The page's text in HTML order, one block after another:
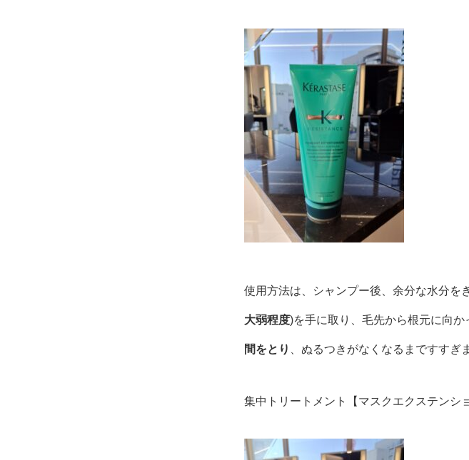
使用方法は、シャンプー後、余分な水分を
大弱程度)を手に取り、毛先から根元に向か
間をとり 、ぬるつきがなくなるまですすぎ
集中トリートメント【マスクエクステンシ